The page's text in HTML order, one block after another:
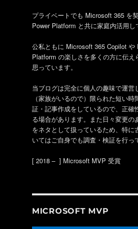
プライベートでも Microsoft 365 を契
Power Platform と共に家庭内活用し
公私ともに Microsoft 365 Copilot や
Platform の楽しさを多くの方に伝え
思っています。
当ブログは完全に個人の趣味で運営
（家族がいるので）限られた短い時
証・記事作成をしているので、正確
る場合があります。また日々変更の
をネタとして扱っているため、特に
いてはご自身でも調査・検証を行っ
[ 2018 – ] Microsoft MVP 受賞
MICROSOFT MVP